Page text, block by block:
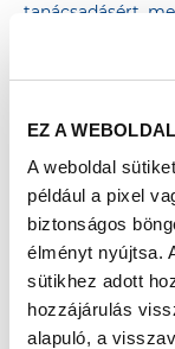
EZ A
A weboldal
például a pixel
biztonságos
élményt nyújtsa.
sütikhez adott
hozzájárulás
alapuló, a
tanácsadásért,
adományponttal
pontonként 300
összegét. Minél
kórháznak szánt
AZ